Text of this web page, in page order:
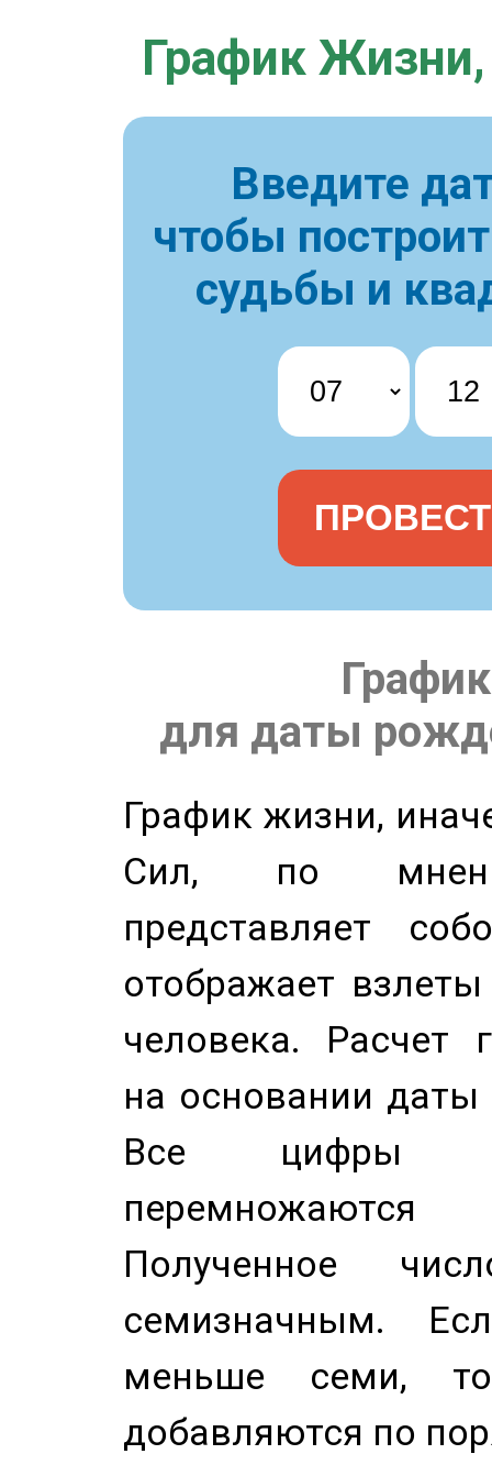
График Жизни,
Введите
чтобы
судьбы и
для даты
График жизни,
Сил, по
представляет
отображает
человека. Расчет
на основании
Все цифры
Полученное
семизначным.
меньше семи,
добавляются по